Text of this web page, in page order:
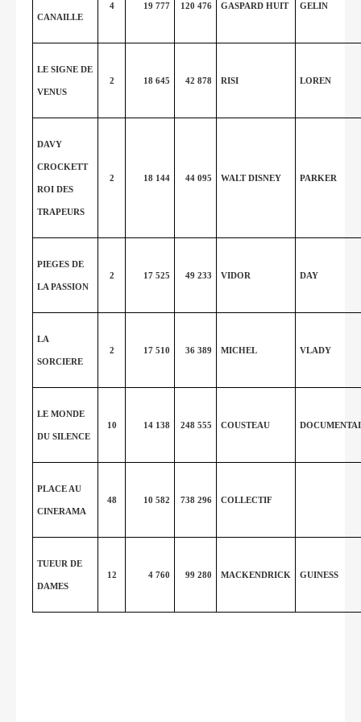
CANAILLE
4 19 777 120 476 GASPARD HUIT GELIN
LE SIGNE DE
VENUS
2 18 645 42 878 RISI LOREN
DAVY
CROCKETT
ROI DES
TRAPEURS
2 18 144 44 095 WALT DISNEY PARKER
PIEGES DE
LA PASSION
2 17 525 49 233 VIDOR DAY
LA
SORCIERE
2 17 510 36 389 MICHEL VLADY
LE MONDE
DU SILENCE
10 14 138 248 555 COUSTEAU
PLACE AU
CINERAMA
48 10 582 738 296 COLLECTIF
TUEUR DE
DAMES
12 4 760 99 280 MACKENDRICK GUINESS